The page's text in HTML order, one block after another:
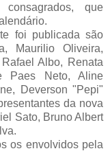
que
foi publicada são
Maurilio Oliveira,
Albo, Renata
Paes Neto, Aline
Deverson "Pepi"
da nova
Sato, Bruno Albert
os envolvidos pela